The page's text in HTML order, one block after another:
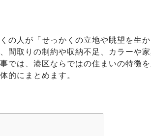
の人が「せっかくの立地や眺望を生
間取りの制約や収納不足、カラーや
では、港区ならではの住まいの特徴
的にまとめます。